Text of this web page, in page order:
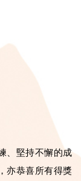
、堅持不懈的成
亦恭喜所有得獎